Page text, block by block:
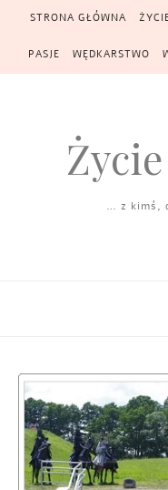
Skip to content
STRONA GŁÓWNA
PASJE WĘDKARSTWO
… z kimś,